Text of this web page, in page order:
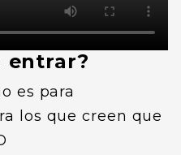
entrar?
es para
los que creen que